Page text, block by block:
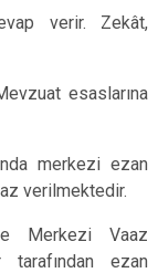
verir. Zekât,
esaslarına
merkezi ezan
verilmektedir.
Merkezi Vaaz
ezan